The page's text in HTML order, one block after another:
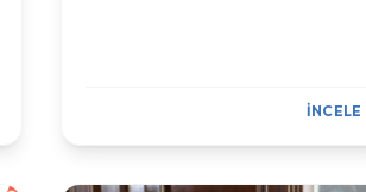
İNCELE